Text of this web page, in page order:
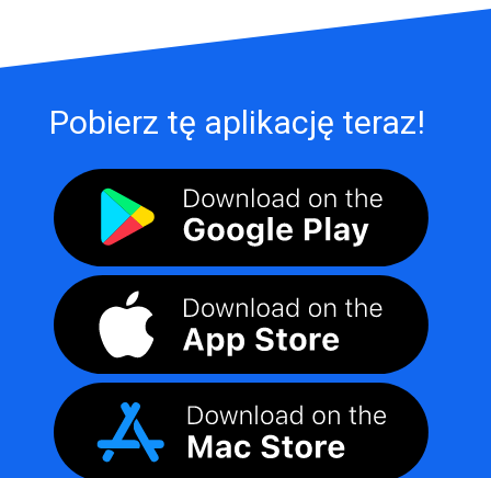
Pobierz tę aplikację teraz!